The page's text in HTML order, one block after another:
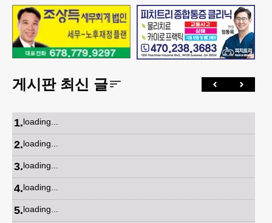
게시판 최신 글
1.loading...
2.loading...
3.loading...
4.loading...
5.loading...